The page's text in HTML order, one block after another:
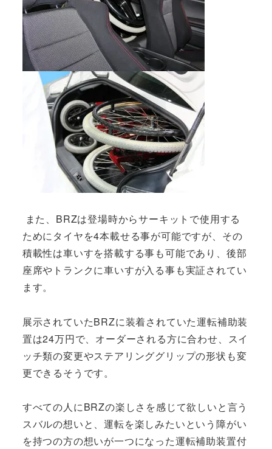
また、BRZは登場時からサーキットで使用する
ためにタイヤを4本載せる事が可能ですが、その
積載性は車いすを搭載する事も可能であり、後部
座席やトランクに車いすが入る事も実証されてい
ます。
展示されていたBRZに装着されていた運転補助装
置は24万円で、オーダーされる方に合わせ、スイ
ッチ類の変更やステアリンググリップの形状も変
更できるそうです。
すべての人にBRZの楽しさを感じて欲しいと言う
スバルの想いと、運転を楽しみたいという障がい
を持つの方の想いが一つになった運転補助装置付